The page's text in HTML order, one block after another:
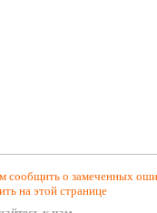
сообщить о замеченных
на этой странице